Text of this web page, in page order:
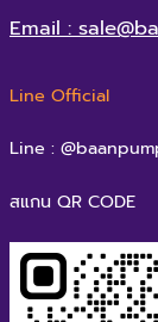
Email :
Line Official
Line :
สแกน QR CODE